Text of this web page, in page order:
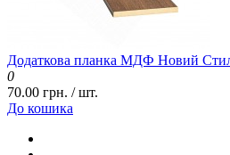
Додаткова планка МДФ Новий
0
70.00 грн. / шт.
До кошика